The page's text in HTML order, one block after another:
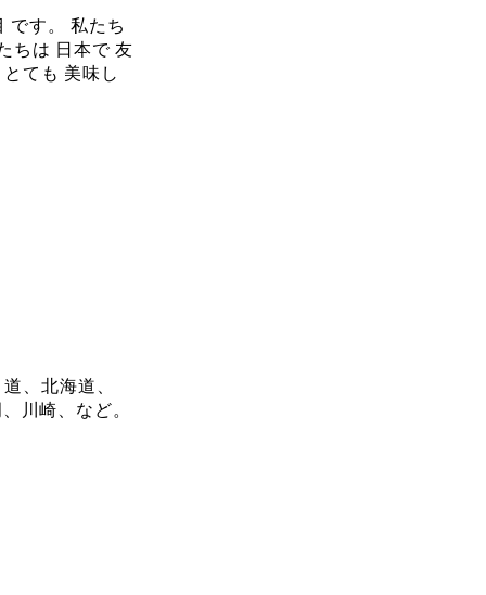
です。 私たち
ちは 日本で 友
ても 美味し
、北海道、
川崎、など。